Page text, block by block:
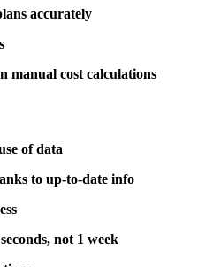
accurately
manual cost calculations
of data
to up-to-date info
not 1 week